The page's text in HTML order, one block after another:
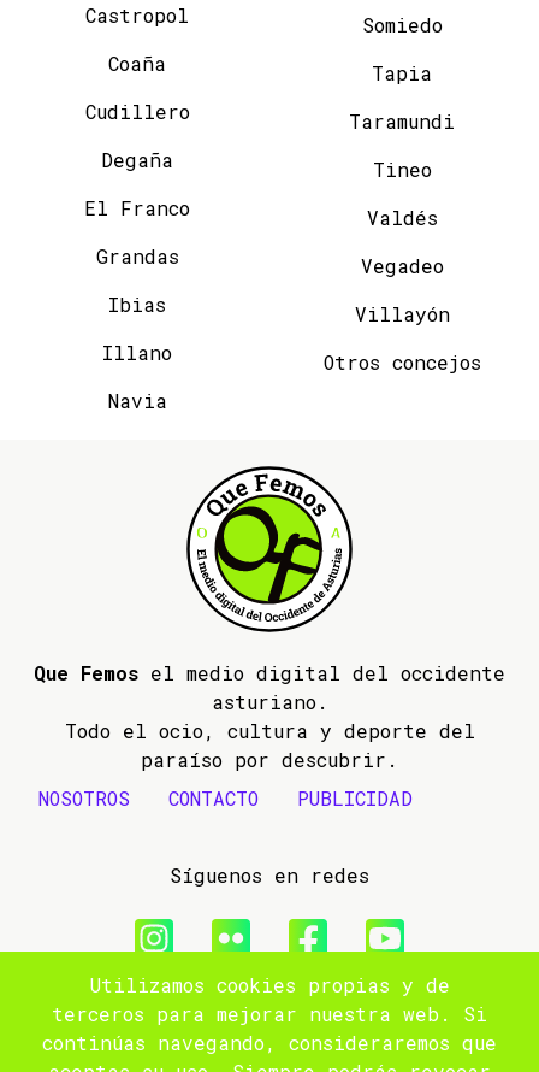
Castropol
Coaña
Cudillero
Degaña
El Franco
Grandas
Ibias
Illano
Navia
Somiedo
Tapia
Taramundi
Tineo
Valdés
Vegadeo
Villayón
Otros concejos
Que Femos el medio digital del occidente
asturiano.
Todo el ocio, cultura y deporte del
paraíso por descubrir.
NOSOTROS
CONTACTO PUBLICIDAD
Síguenos en redes
© 2009- 2026 Que Femos
Aviso legal
Utilizamos cookies propias y de
terceros para mejorar nuestra web. Si
continúas navegando, consideraremos que